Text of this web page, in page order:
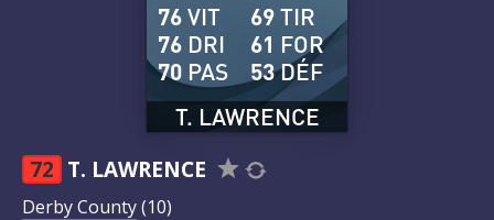
T. LAWRENCE
76VIT
76 DRI
70 PAS
69TIR
61 FOR
53DÉF
72 T. LAWRENCE
Derby County(10)